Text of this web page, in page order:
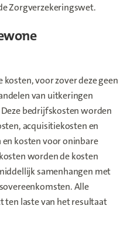
Zorgverzekeringswet.
voor zover deze geen
van uitkeringen
bedrijfskosten worden
acquisitiekosten en
kosten voor oninbare
worden de kosten
samenhangen met
Alle
ten laste van het resultaat